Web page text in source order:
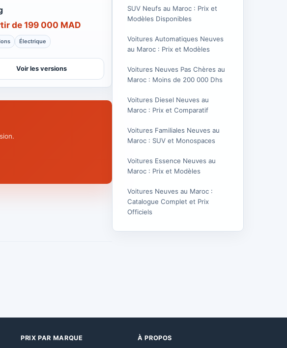
de 199 000 MAD
Électrique
Voir les versions
SUV Neufs au Maroc : Prix et
Modèles Disponibles
Voitures Automatiques Neuves
au Maroc : Prix et Modèles
Voitures Neuves Pas Chères au
Maroc : Moins de 200 000 Dhs
Voitures Diesel Neuves au
Maroc : Prix et Comparatif
Voitures Familiales Neuves au
Maroc : SUV et Monospaces
Voitures Essence Neuves au
Maroc : Prix et Modèles
Voitures Neuves au Maroc :
Catalogue Complet et Prix
Officiels
PRIX PAR MARQUE
À PROPOS